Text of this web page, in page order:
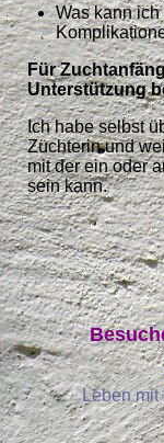
Was kann
Für
Unterstützung
Ich habe selbst
Züchterin und
mit der ein oder
sein kann.
Leben mit